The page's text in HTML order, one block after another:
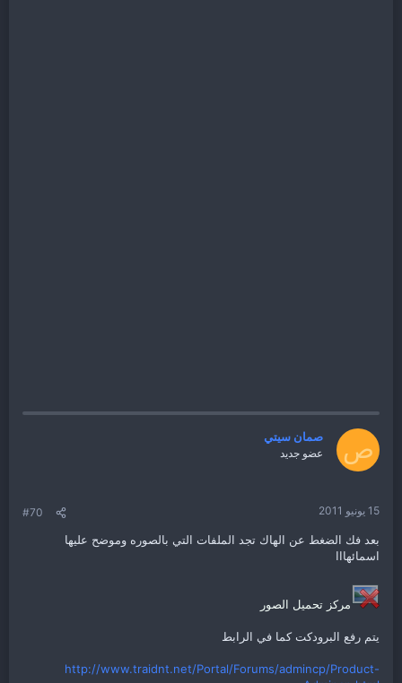
ص صمان سيتي
عضو جديد
15 يونيو 2011 #70
بعد فك الضغط عن الهاك تجد الملفات التي بالصوره وموضح عليها
اسمائهااا
مركز تحميل الصور
يتم رفع البرودكت كما في الرابط
http://www.traidnt.net/Portal/Forums/admincp/Product-